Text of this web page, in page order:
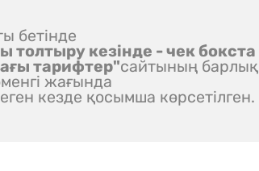
бетінде
толтыру кезінде - чек бокста
тарифтер"сайтының барлық
жағында
кезде қосымша көрсетілген.